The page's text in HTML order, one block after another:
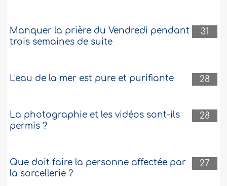
31
Manquer la prière du Vendredi pendant
trois semaines de suite
28
L'eau de la mer est pure et purifiante
28
La photographie et les vidéos sont-ils
permis ?
27
Que doit faire la personne affectée par
la sorcellerie ?